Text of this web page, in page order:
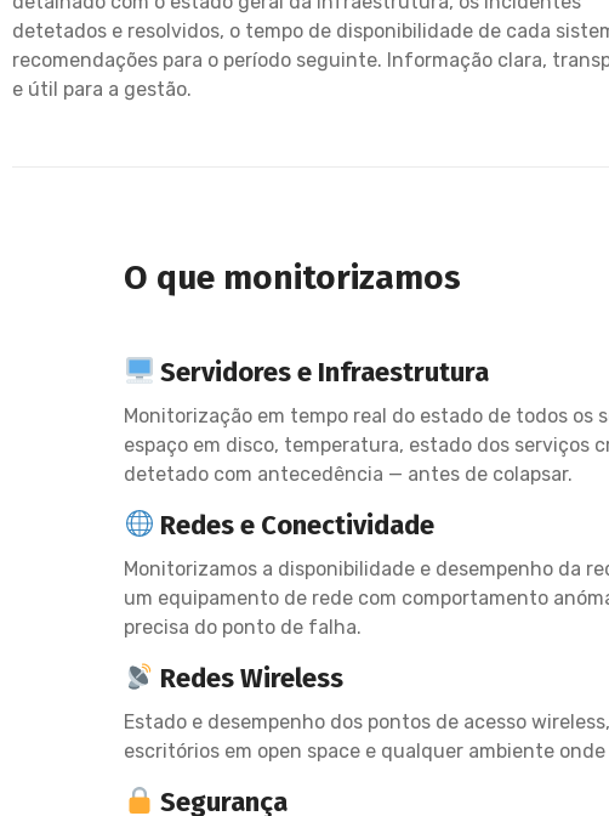
detetados e resolvidos, o tempo de disponibilidade de cada
recomendações para o período seguinte. Informação clara,
e útil para a gestão.
O que monitorizamos
Servidores e Infraestrutura
Monitorização em tempo real do estado de todos os
espaço em disco, temperatura, estado dos serviços
detetado com antecedência — antes de colapsar.
Redes e Conectividade
Monitorizamos a disponibilidade e desempenho da
um equipamento de rede com comportamento
precisa do ponto de falha.
Redes Wireless
Estado e desempenho dos pontos de acesso
escritórios em open space e qualquer ambiente
Segurança